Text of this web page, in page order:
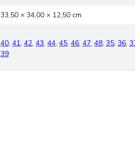
33,50 × 34,00 × 12,50 cm
40, 41, 42, 43, 44, 45, 46, 47, 48, 35, 36,
39